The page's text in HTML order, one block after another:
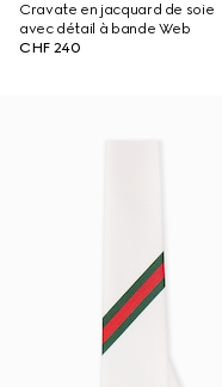
Cravate en jacquard de soie
avec détail à bande Web
CHF 240